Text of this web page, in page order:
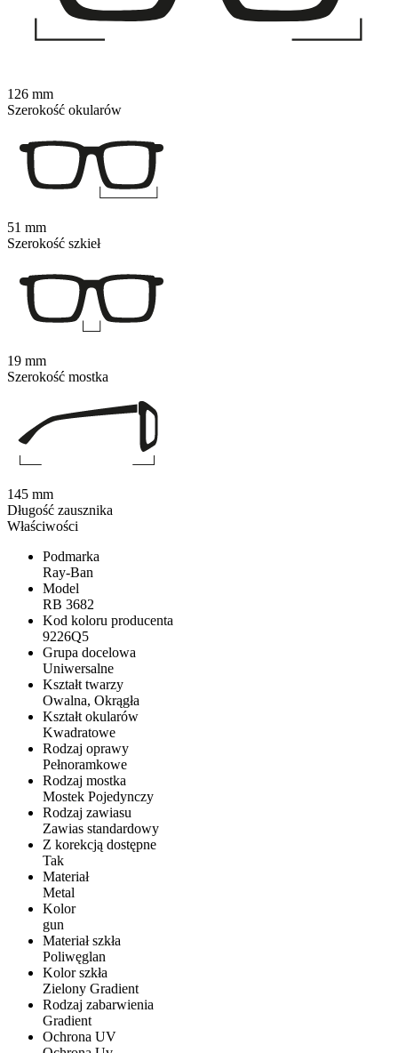
Właściwości
Podmarka
Ray-Ban
Model
RB 3682
Kod koloru producenta
9226Q5
Grupa docelowa
Uniwersalne
Kształt twarzy
Owalna, Okrągła
Kształt okularów
Kwadratowe
Rodzaj oprawy
Pełnoramkowe
Rodzaj mostka
Mostek Pojedynczy
Rodzaj zawiasu
Zawias standardowy
Z korekcją dostępne
Tak
Materiał
Metal
Kolor
gun
Materiał szkła
Poliwęglan
Kolor szkła
Zielony Gradient
Rodzaj zabarwienia
Gradient
Ochrona UV
126 mm
Szerokość okularów
51 mm
Szerokość szkieł
19 mm
Szerokość mostka
145 mm
Długość zausznika